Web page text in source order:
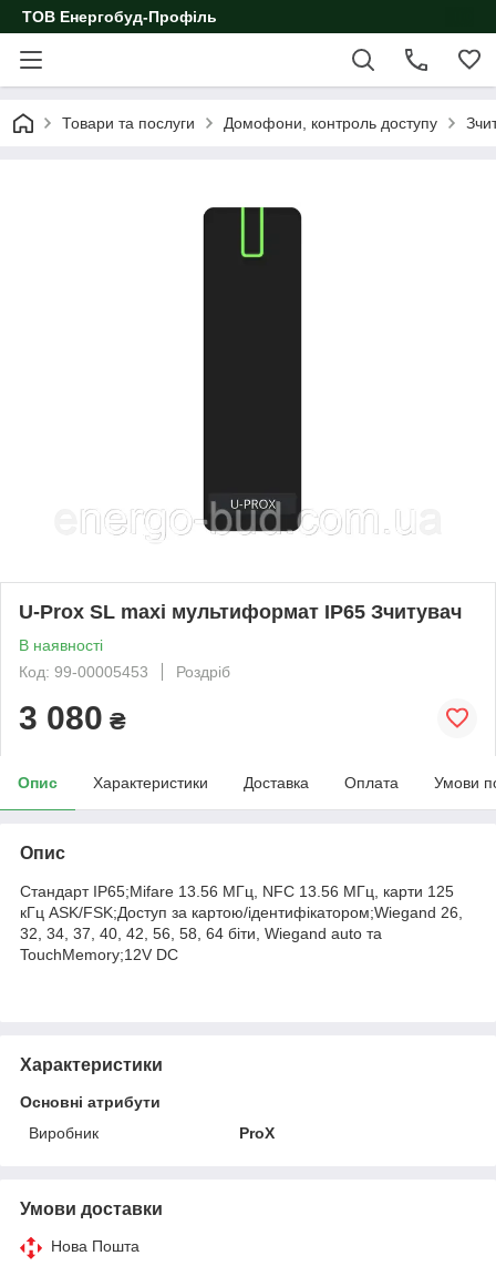
ТОВ Енергобуд-Профіль
Товари та послуги Домофони, контроль доступу
U-Prox SL maxi мультиформат IP65 Зчитувач
В наявності
Код: 99-00005453
Роздріб
3 080 ₴
Опис Характеристики Доставка Оплата Умови
Опис
Стандарт IP65;Mifare 13.56 МГц, NFC 13.56 МГц, карти 125
кГц ASK/FSK;Доступ за картою/ідентифікатором;Wiegand 26,
32, 34, 37, 40, 42, 56, 58, 64 біти, Wiegand auto та
TouchMemory;12V DC
Характеристики
Основні атрибути
Виробник
ProX
Умови доставки
Нова Пошта